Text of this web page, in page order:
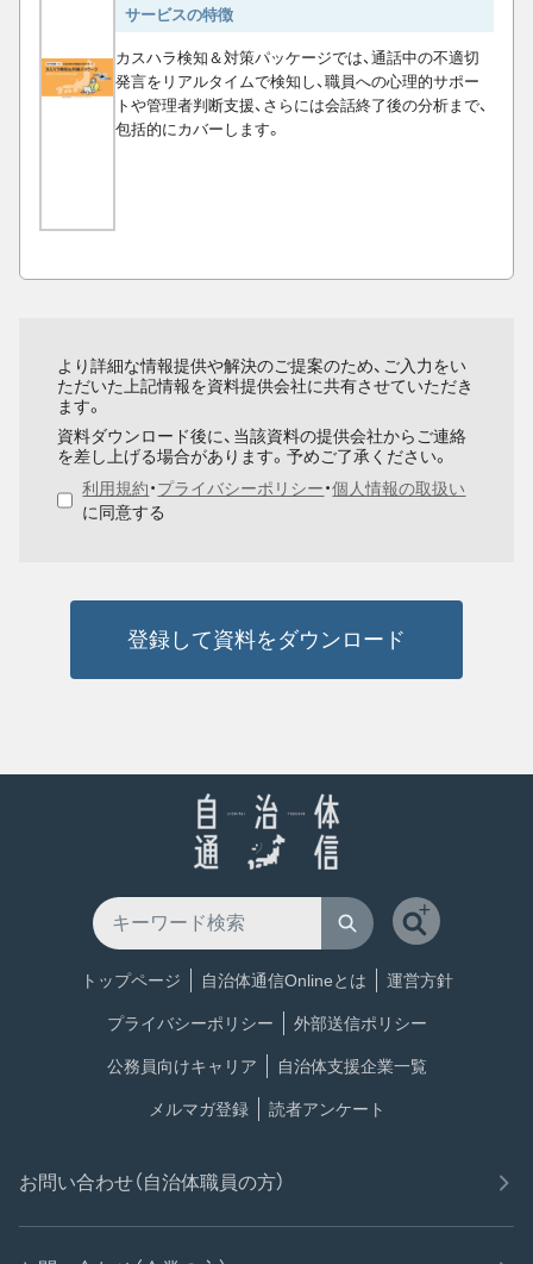
サービスの特徴
カスハラ検知＆対策パッケージでは、通話中の不適切
発言をリアルタイムで検知し、職員への心理的サポー
トや管理者判断支援、さらには会話終了後の分析まで、
包括的にカバーします。
より詳細な情報提供や解決のご提案のため、ご入力をい
ただいた上記情報を資料提供会社に共有させていただき
ます。
資料ダウンロード後に、当該資料の提供会社からご連絡
を差し上げる場合があります。予めご了承ください。
利用規約・プライバシーポリシー・個人情報の取扱い
に同意する
登録して資料をダウンロード
トップページ 自治体通信Onlineとは 運営方針
プライバシーポリシー 外部送信ポリシー
公務員向けキャリア 自治体支援企業一覧
メルマガ登録 読者アンケート
お問い合わせ（自治体職員の方）